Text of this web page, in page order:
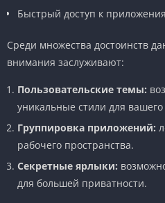
Быстрый доступ к
Среди множества достоинств
внимания заслуживают:
Пользовательские темы:
уникальные стили для вашего
Группировка приложений:
рабочего пространства.
Секретные ярлыки:
для большей приватности.